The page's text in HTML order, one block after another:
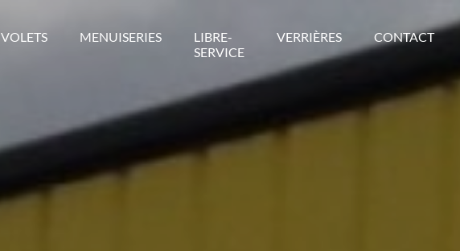
VOLETS MENUISERIES
LIBRE-
SERVICE
VERRIÈRES CONTACT